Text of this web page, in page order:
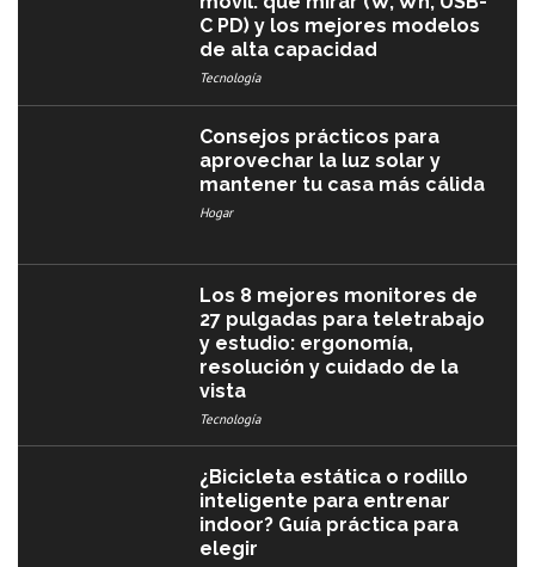
C PD) y los mejores modelos
de alta capacidad
Tecnología
Consejos prácticos para
aprovechar la luz solar y
mantener tu casa más cálida
Hogar
Los 8 mejores monitores de
27 pulgadas para teletrabajo
y estudio: ergonomía,
resolución y cuidado de la
vista
Tecnología
¿Bicicleta estática o rodillo
inteligente para entrenar
indoor? Guía práctica para
elegir